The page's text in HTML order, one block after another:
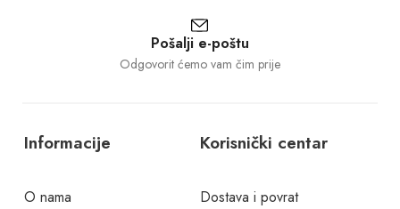
Pošalji e-poštu
Odgovorit ćemo vam čim prije
Informacije
O nama
Korisnički centar
Dostava i povrat